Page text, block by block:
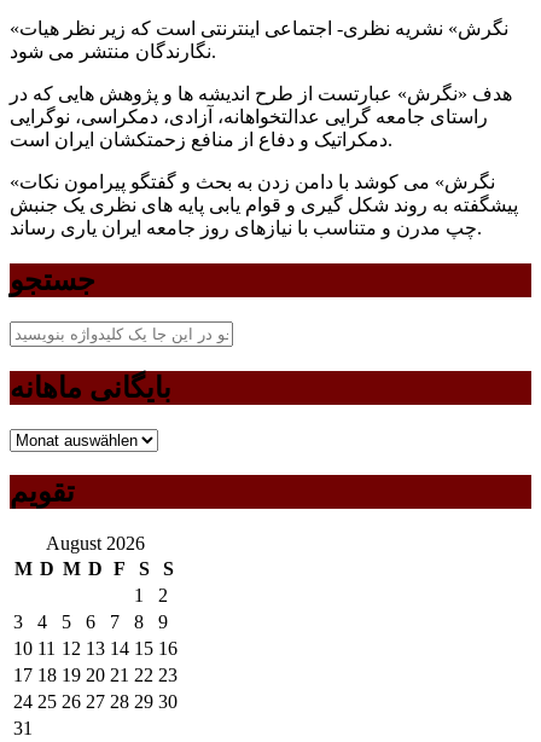
«نگرش» نشریه نظری- اجتماعی اینترنتی است که زير نظر هيات
نگارندگان منتشر می شود.
هدف «نگرش» عبارتست از طرح انديشه ها و پژوهش هايی که در
راستای جامعه گرايی عدالتخواهانه، آزادی، دمکراسی، نوگرايی
دمکراتيک و دفاع از منافع زحمتکشان ايران است.
«نگرش» می کوشد با دامن زدن به بحث و گفتگو پيرامون نکات
پیشگفته به روند شکل گيری و قوام يابی پايه های نظری يک جنبش
چپ مدرن و متناسب با نيازهای روز جامعه ايران ياری رساند.
جستجو
بایگانی ماهانه
بایگانی
تقویم
August 2026
M D M D F S
S
1
2
3
4 5 6 7 8
9
10 11 12 13 14 15 16
17 18 19 20 21 22 23
24 25 26 27 28 29 30
31